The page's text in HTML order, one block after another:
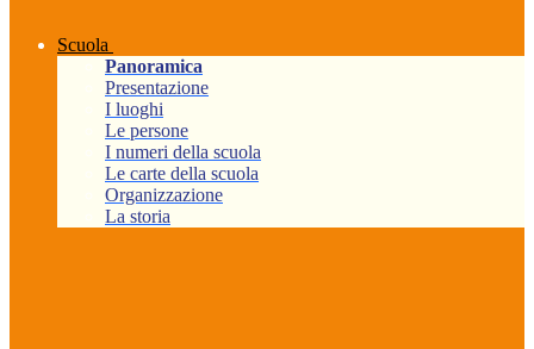
Scuola
Panoramica
Presentazione
I luoghi
Le persone
I numeri della scuola
Le carte della scuola
Organizzazione
La storia